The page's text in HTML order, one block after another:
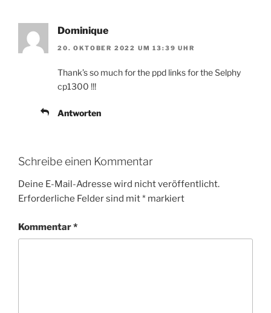
Dominique
20. OKTOBER 2022 UM 13:39 UHR
Thank’s so much for the ppd links for the Selphy
cp1300 !!!
Antworten
Schreibe einen Kommentar
Deine E-Mail-Adresse wird nicht veröffentlicht.
Erforderliche Felder sind mit* markiert
Kommentar*